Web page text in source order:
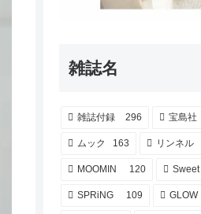
雑誌名
雑誌付録 296 宝島社
ムック 163 リンネル
MOOMIN 120 Sweet
SPRiNG 109 GLOW